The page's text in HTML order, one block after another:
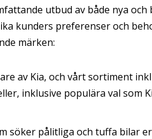
utbud av både nya
kunders preferenser och
märken:
av Kia, och vårt sortiment
inklusive populära val som
söker pålitliga och tuffa bilar